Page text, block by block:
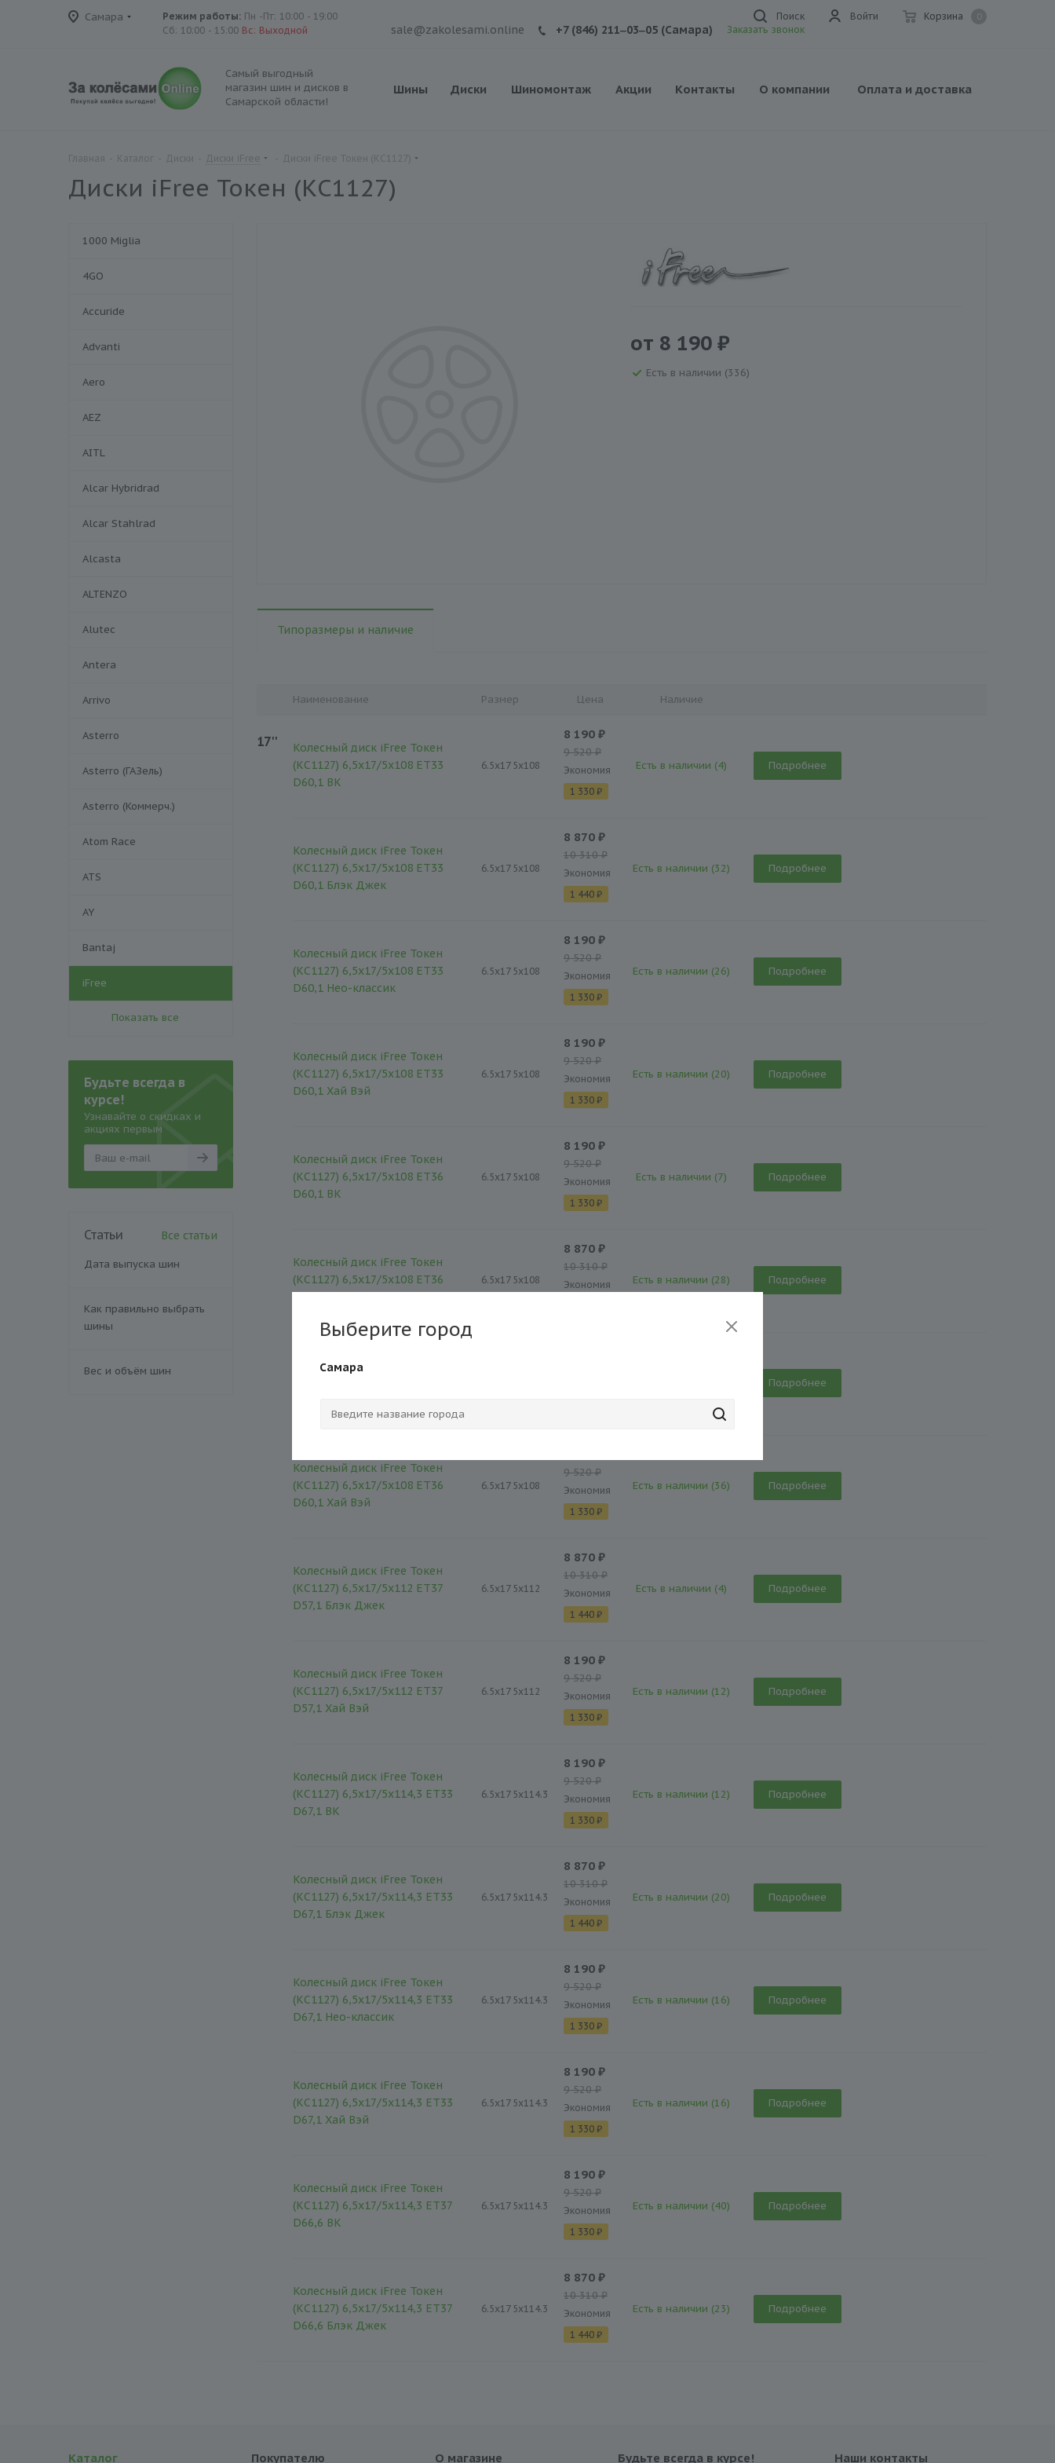
Самара Корзина
Войти
Режим работы: Пн -Пт: 10:00 - 19:00
Сб: 10:00 - 15:00 Вс: Выходной
Поиск
sale@zakolesami.online +7 (846) 211‒03‒05 (Самара) Заказать звонок
Самый выгодный
магазин шин и дисков в
Самарской области!
Шины Диски Шиномонтаж Акции Контакты О компании Оплата и доставка
Диски iFree Токен (КС1127)
от 8 190 ₽
Есть в наличии (336)
Типоразмеры и наличие
Наименование Размер Цена Наличие
17''
Колесный диск iFree Токен
(КС1127) 6,5x17/5x108 ET33
D60,1 BK
6.5x17 5x108
8 190 ₽
9 520 ₽
Экономия
1 330 ₽
Есть в наличии (4) Подробнее
Колесный диск iFree Токен
(КС1127) 6,5x17/5x108 ET33
D60,1 Блэк Джек
6.5x17 5x108
8 870 ₽
10 310 ₽
Экономия
1 440 ₽
Есть в наличии (32) Подробнее
Колесный диск iFree Токен
(КС1127) 6,5x17/5x108 ET33
D60,1 Нео-классик
6.5x17 5x108
8 190 ₽
9 520 ₽
Экономия
1 330 ₽
Есть в наличии (26) Подробнее
Колесный диск iFree Токен
(КС1127) 6,5x17/5x108 ET33
D60,1 Хай Вэй
6.5x17 5x108
8 190 ₽
9 520 ₽
Экономия
1 330 ₽
Есть в наличии (20) Подробнее
Колесный диск iFree Токен
(КС1127) 6,5x17/5x108 ET36
D60,1 BK
6.5x17 5x108
8 190 ₽
9 520 ₽
Экономия
1 330 ₽
Есть в наличии (7) Подробнее
Колесный диск iFree Токен
(КС1127) 6,5x17/5x108 ET36
D60,1 Блэк Джек
6.5x17 5x108
8 870 ₽
10 310 ₽
Экономия
Есть в наличии (28) Подробнее
Колесный диск iFree Токен
Подробнее
Колесный диск iFree Токен
(КС1127) 6,5x17/5x108 ET36
D60,1 Хай Вэй
6.5x17 5x108
9 520 ₽
Экономия
1 330 ₽
Есть в наличии (36) Подробнее
Колесный диск iFree Токен
(КС1127) 6,5x17/5x112 ET37
D57,1 Блэк Джек
6.5x17 5x112
8 870 ₽
10 310 ₽
Экономия
1 440 ₽
Есть в наличии (4) Подробнее
Колесный диск iFree Токен
(КС1127) 6,5x17/5x112 ET37
D57,1 Хай Вэй
6.5x17 5x112
8 190 ₽
9 520 ₽
Экономия
1 330 ₽
Есть в наличии (12) Подробнее
Колесный диск iFree Токен
(КС1127) 6,5x17/5x114,3 ET33
D67,1 BK
6.5x17 5x114.3
8 190 ₽
9 520 ₽
Экономия
1 330 ₽
Есть в наличии (12) Подробнее
Колесный диск iFree Токен
(КС1127) 6,5x17/5x114,3 ET33
D67,1 Блэк Джек
6.5x17 5x114.3
8 870 ₽
10 310 ₽
Экономия
1 440 ₽
Есть в наличии (20) Подробнее
Колесный диск iFree Токен
(КС1127) 6,5x17/5x114,3 ET33
D67,1 Нео-классик
6.5x17 5x114.3
8 190 ₽
9 520 ₽
Экономия
1 330 ₽
Есть в наличии (16) Подробнее
Колесный диск iFree Токен
(КС1127) 6,5x17/5x114,3 ET33
D67,1 Хай Вэй
6.5x17 5x114.3
8 190 ₽
9 520 ₽
Экономия
1 330 ₽
Есть в наличии (16) Подробнее
Колесный диск iFree Токен
(КС1127) 6,5x17/5x114,3 ET37
D66,6 BK
6.5x17 5x114.3
8 190 ₽
9 520 ₽
Экономия
1 330 ₽
Есть в наличии (40) Подробнее
Колесный диск iFree Токен
(КС1127) 6,5x17/5x114,3 ET37
D66,6 Блэк Джек
6.5x17 5x114.3
8 870 ₽
10 310 ₽
Экономия
1 440 ₽
Есть в наличии (23) Подробнее
1000 Miglia
4GO
Accuride
Advanti
Aero
AEZ
AITL
Alcar Hybridrad
Alcar Stahlrad
Alcasta
ALTENZO
Alutec
Antera
Arrivo
Asterro
Asterro (ГАЗель)
Asterro (Коммерч.)
Atom Race
ATS
AY
Bantaj
iFree
Показать все
Будьте всегда в
курсе!
Узнавайте о скидках и
акциях первым
Статьи Все статьи
Дата выпуска шин
Как правильно выбрать
шины
Вес и объём шин
Каталог Покупателю О магазине Будьте всегда в курсе! Наши контакты
Выберите город
Самара